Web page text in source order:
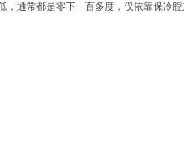
通常都是零下一百多度，仅依靠保冷